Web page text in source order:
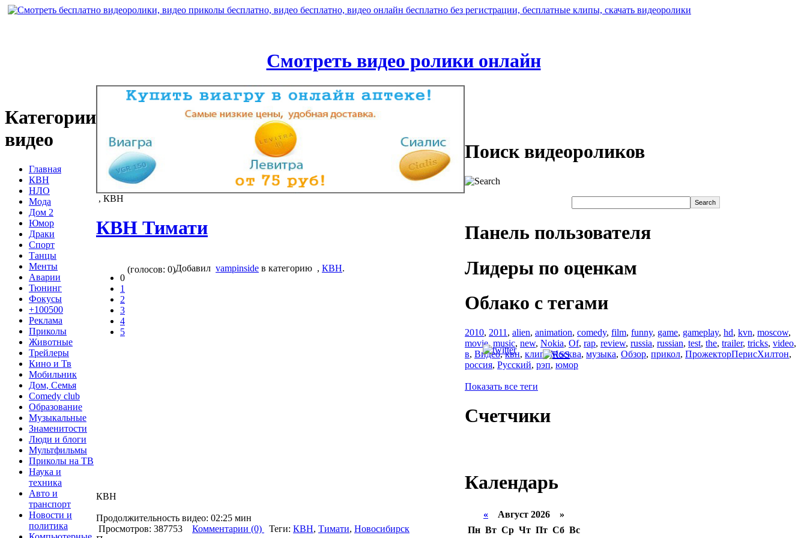
Смотреть видео ролики онлайн
Категории
видео
Главная
КВН
НЛО
Мода
Дом 2
Юмор
Драки
Спорт
Танцы
Менты
Аварии
Тюнинг
Фокусы
+100500
Реклама
Приколы
Животные
Трейлеры
Кино и Тв
Мобильник
Дом, Семья
Comedy club
Образование
Музыкальные
Знаменитости
Люди и блоги
Мультфильмы
Приколы на ТВ
Наука и
техника
Авто и
транспорт
Новости и
политика
, КВН
КВН Тимати
0
1
2
3
4
5
(голосов: 0)Добавил vampinside в категорию , КВН.
КВН
Продолжительность видео: 02:25 мин
Просмотров: 387753
Комментарии (0) Теги: КВН, Тимати, Новосибирск
Поиск видеороликов
Панель пользователя
Лидеры по оценкам
Облако с тегами
2010, 2011 , alien, animation, comedy, film, funny, game, gameplay, hd, kvn, moscow,
movie, music, new, Nokia, Of, rap, review, russia, russian, test, the, trailer, tricks, video,
в, Видео,квн, клип,Москва, музыка, Обзор, прикол, ПрожекторПерисХилтон,
россия, Русский, рэп, юмор
Показать все теги
Счетчики
Календарь
« Август 2026 »
Пн Вт Ср Чт Пт Сб Вс